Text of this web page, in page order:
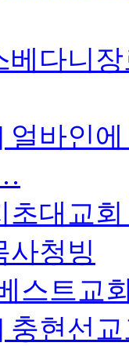
베다니
얼바인
초대교
사청빙
스트교
충현선